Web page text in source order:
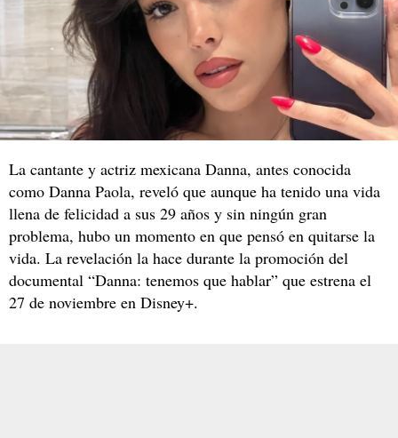
La cantante y actriz mexicana Danna, antes conocida
como Danna Paola, reveló que aunque ha tenido una vida
llena de felicidad a sus 29 años y sin ningún gran
problema, hubo un momento en que pensó en quitarse la
vida. La revelación la hace durante la promoción del
documental “Danna: tenemos que hablar” que estrena el
27 de noviembre en Disney+.